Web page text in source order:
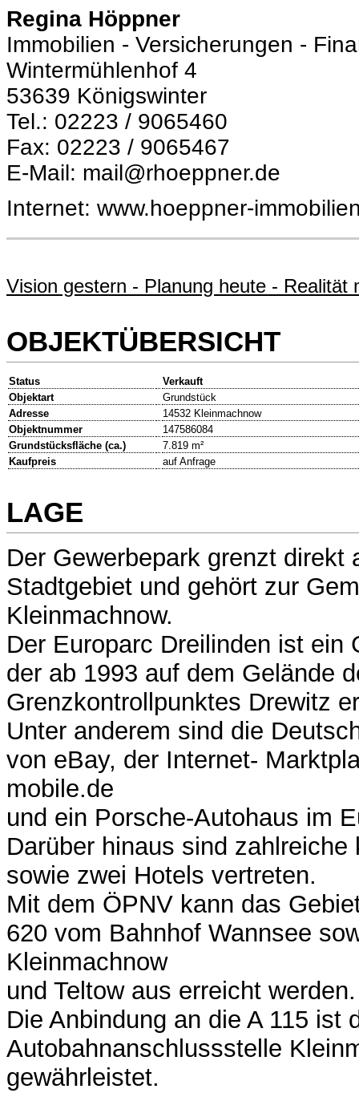
Regina Höppner
Immobilien - Versicherungen -
Wintermühlenhof 4
53639 Königswinter
Tel.: 02223 / 9065460
Fax: 02223 / 9065467
E-Mail: mail@rhoeppner.de
Internet: www.hoeppner-
Vision gestern - Planung heute - Realität
OBJEKTÜBERSICHT
Status
Verkauft
Objektart
Grundstück
Adresse
14532 Kleinmachnow
Objektnummer
147586084
Grundstücksfläche (ca.)
7.819 m²
Kaufpreis
auf Anfrage
LAGE
Der Gewerbepark grenzt direkt
Stadtgebiet und gehört zur
Kleinmachnow.
Der Europarc Dreilinden ist ein
der ab 1993 auf dem Gelände
Grenzkontrollpunktes Drewitz
Unter anderem sind die
von eBay, der Internet-
mobile.de
und ein Porsche-Autohaus im
Darüber hinaus sind zahlreiche
sowie zwei Hotels vertreten.
Mit dem ÖPNV kann das
620 vom Bahnhof Wannsee
Kleinmachnow
und Teltow aus erreicht werden.
Die Anbindung an die A 115 ist
Autobahnanschlussstelle
gewährleistet.